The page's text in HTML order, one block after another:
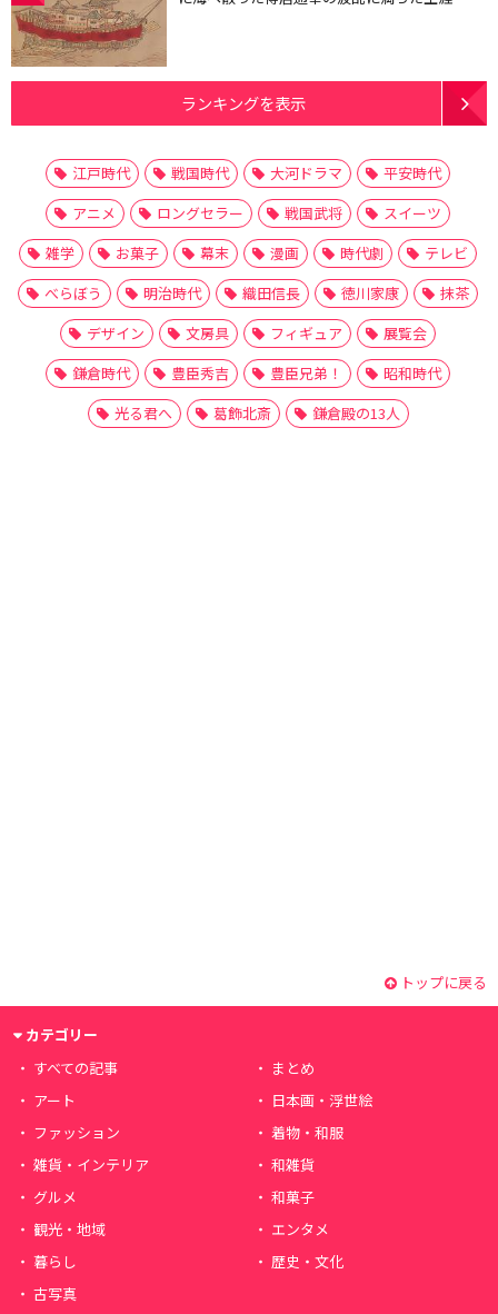
ランキングを表示
江戸時代 戦国時代 大河ドラマ
平安時代
アニメ
ロングセラー 戦国武将
スイーツ
雑学
お菓子 幕末 漫画 時代劇
テレビ
べらぼう
明治時代 織田信長 徳川家康
抹茶
デザイン
文房具 フィギュア
展覧会
鎌倉時代
豊臣秀吉 豊臣兄弟！
昭和時代
光る君へ
葛飾北斎 鎌倉殿の13人
トップに戻る
カテゴリー
すべての記事
まとめ
アート
日本画・浮世絵
ファッション
着物・和服
雑貨・インテリア
和雑貨
グルメ
和菓子
観光・地域
エンタメ
暮らし
歴史・文化
古写真